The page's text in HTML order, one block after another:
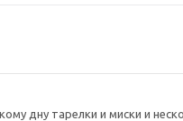
дну тарелки и миски и